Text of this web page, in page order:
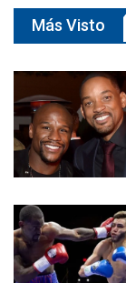
Más Visto